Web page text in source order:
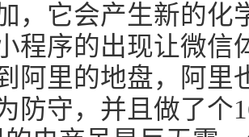
，它会产生新的化
程序的出现让微信
阿里的地盘，阿里
防守，并且做了个